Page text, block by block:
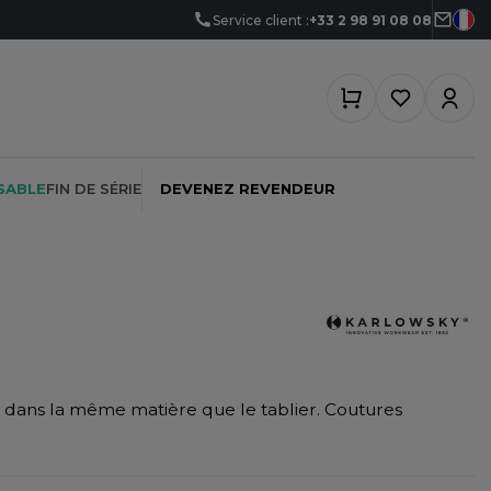
Service client :+33 2 98 91 08 08
SO DENIM
PROMOTIONNEL
FIN DE SÉRIE DEVENEZ REVENDEUR
dans la même matière que le tablier. Coutures